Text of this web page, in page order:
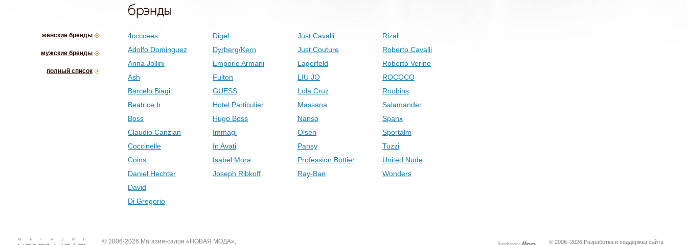
женские бренды
мужские бренды
полный список
4ccccees
Adolfo Dominguez
Anna Jollini
Ash
Barcelo Biagi
Beatrice.b
Boss
Claudio Canzian
Coccinelle
Coins
Daniel Hechter
David
Di Gregorio
Digel
Dyrberg/Kern
Emporio Armani
Fulton
GUESS
Hotel Particulier
Hugo Boss
Immagi
In Avati
Isabel Mora
Joseph Ribkoff
Just Cavalli
Just Couture
Lagerfeld
LIU JO
Lola Cruz
Massana
Nanso
Olsen
Pansy
Profession Bottier
Ray-Ban
Rizal
Roberto Cavalli
Roberto Verino
ROCOCO
Roobins
Salamander
Spanx
Sportalm
Tuzzi
United Nude
Wonders
© 2006-2026 Магазин-салон «НОВАЯ МОДА», © 2006–2026 Разработка и поддержка сайта